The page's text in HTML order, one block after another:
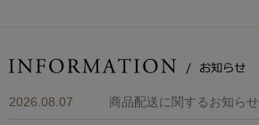
2026.08.07 商品配送に関するお知らせ